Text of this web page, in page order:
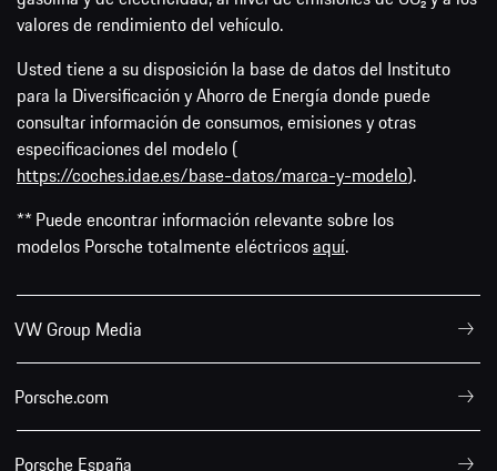
valores de rendimiento del vehículo.
Usted tiene a su disposición la base de datos del Instituto
para la Diversificación y Ahorro de Energía donde puede
consultar información de consumos, emisiones y otras
especificaciones del modelo (
https://coches.idae.es/base-datos/marca-y-modelo).
** Puede encontrar información relevante sobre los
modelos Porsche totalmente eléctricosaquí.
VW Group Media
Porsche.com
Porsche España